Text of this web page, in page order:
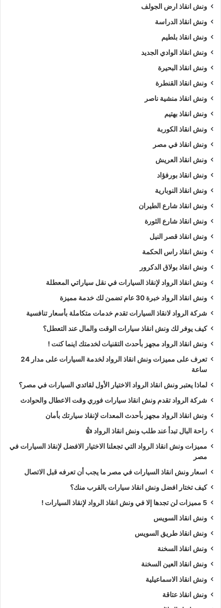
ونش انقاذ ارض الجولف
ونش انقاذ الدراسة
ونش انقاذ بلطيم
ونش انقاذ الوادي الجديد
ونش انقاذ البحيرة
ونش انقاذ القنطرة
ونش انقاذ منشية ناصر
ونش انقاذ بهتيم
ونش انقاذ الكوربة
ونش انقاذ في مصر
ونش انقاذ العريش
ونش انقاذ بورفؤاد
ونش انقاذ النوبارية
ونش انقاذ شارع الطيران
ونش انقاذ شارع الثورة
ونش انقاذ قصر النيل
ونش انقاذ راس الحكمة
ونش انقاذ بولاق الدكرور
ونش انقاذ الرواد لإنقاذ السيارات في نقل سياراتي المعطلة
ونش انقاذ الرواد خبرة 30 عام تضمن لك خدمة مميزة
شركة الرواد لانقاذ السيارات تقدم خدمات متكاملة بأسعار تنافسية
كيف يوفر لك ونش انقاذ سيارات الوقت والمال عند التعطل؟
ونش انقاذ الرواد مجهز بأحدث التقنيات لخدمتك اينما كنت !
تعرف على مميزات ونش انقاذ الرواد لخدمة السيارات على مدار 24
ساعة
لماذا يعتبر ونش انقاذ الرواد الاختيار الأول لقائدي السيارات في مصر؟
شركة الرواد تقدم ونش انقاذ سيارات فوري وقت الاعطال والحوادث
ونش انقاذ الرواد مجهز بأحدث المعدات لإنقاذ سيارتك بأمان
راحة البال تبدأ عند طلب ونش انقاذ الرواد 👍
مميزات ونش انقاذ الرواد التي تجعلنا الاختيار الافضل لإنقاذ السيارات في
مصر
اسعار ونش انقاذ السيارات في مصر ما يجب أن تعرفه قبل الاتصال
كيف تختار افضل ونش انقاذ سيارات بالقرب منك؟
5 مميزات لن تجدها إلا في ونش انقاذ الرواد لإنقاذ السيارات !
ونش انقاذ السويس
ونش انقاذ طريق السويس
ونش انقاذ السخنة
ونش انقاذ العين السخنة
ونش انقاذ الاسماعيلية
ونش انقاذ عتاقة